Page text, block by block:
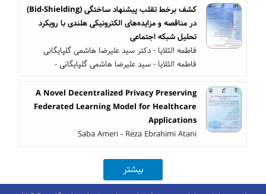
کشف برخط تقلب پیشنهاد ساختگی (Bid-Shielding)
در مناقصه و مزایده‌های الکترونیکی هلندی با رویکرد
تحلیل شبکه اجتماعی
فاطمه الثلایا - دکتر سید علیرضا هاشمی گلپایگانی
فاطمه الثلایا - سید علیرضا هاشمی گلپایگانی -
A Novel Decentralized Privacy Preserving
Federated Learning Model for Healthcare
Applications
Saba Ameri - Reza Ebrahimi Atani
بیشتر